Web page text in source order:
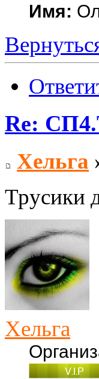
Имя:
Re:
Хельга
Трусики
Хельга